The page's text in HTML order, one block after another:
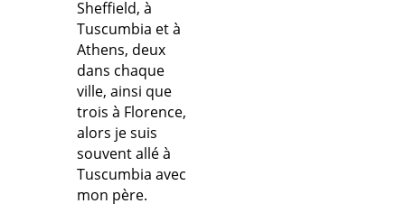
Sheffield, à
Tuscumbia et à
Athens, deux
dans chaque
ville, ainsi que
trois à Florence,
alors je suis
souvent allé à
Tuscumbia avec
mon père.